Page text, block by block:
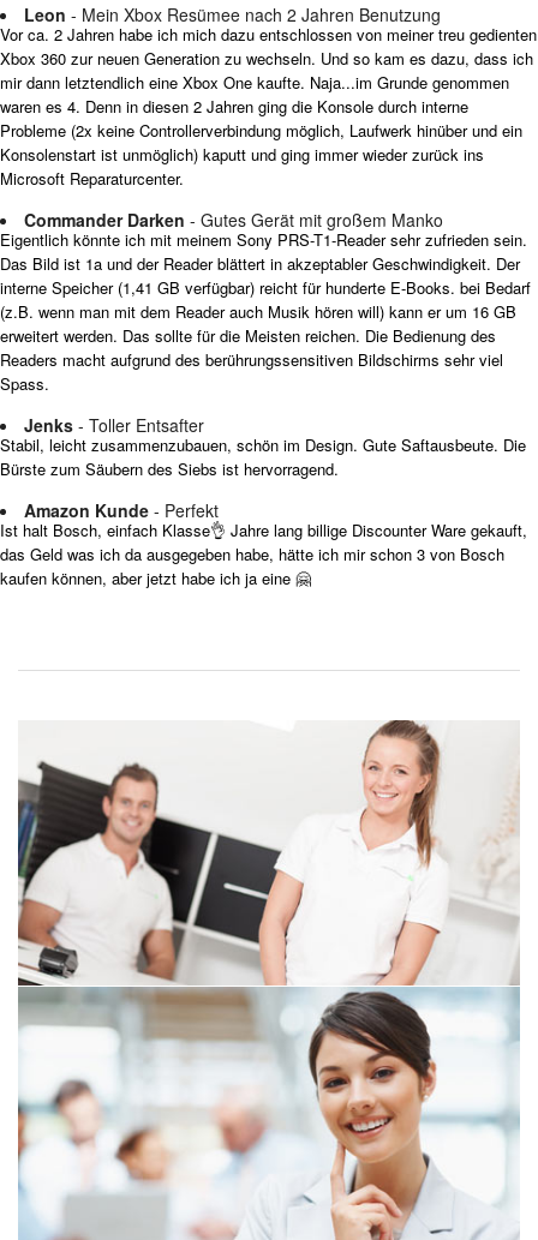
Leon - Mein Xbox Resümee nach 2 Jahren Benutzung
Vor ca. 2 Jahren habe ich mich dazu entschlossen von meiner treu gedienten
Xbox 360 zur neuen Generation zu wechseln. Und so kam es dazu, dass ich
mir dann letztendlich eine Xbox One kaufte. Naja...im Grunde genommen
waren es 4. Denn in diesen 2 Jahren ging die Konsole durch interne
Probleme (2x keine Controllerverbindung möglich, Laufwerk hinüber und ein
Konsolenstart ist unmöglich) kaputt und ging immer wieder zurück ins
Microsoft Reparaturcenter.
Commander Darken - Gutes Gerät mit großem Manko
Eigentlich könnte ich mit meinem Sony PRS-T1-Reader sehr zufrieden sein.
Das Bild ist 1a und der Reader blättert in akzeptabler Geschwindigkeit. Der
interne Speicher (1,41 GB verfügbar) reicht für hunderte E-Books. bei Bedarf
(z.B. wenn man mit dem Reader auch Musik hören will) kann er um 16 GB
erweitert werden. Das sollte für die Meisten reichen. Die Bedienung des
Readers macht aufgrund des berührungssensitiven Bildschirms sehr viel
Spass.
Jenks - Toller Entsafter
Stabil, leicht zusammenzubauen, schön im Design. Gute Saftausbeute. Die
Bürste zum Säubern des Siebs ist hervorragend.
Amazon Kunde - Perfekt
Ist halt Bosch, einfach Klasse👌 Jahre lang billige Discounter Ware gekauft,
das Geld was ich da ausgegeben habe, hätte ich mir schon 3 von Bosch
kaufen können, aber jetzt habe ich ja eine 🤗